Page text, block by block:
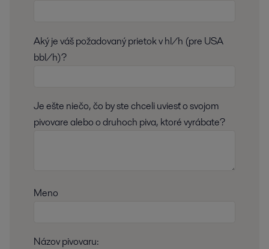
Aký je váš požadovaný prietok v hl/h (pre USA
bbl/h)?
Je ešte niečo, čo by ste chceli uviesť o svojom
pivovare alebo o druhoch piva, ktoré vyrábate?
Meno
Názov pivovaru: